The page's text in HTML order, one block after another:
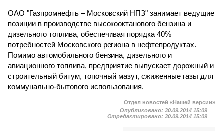
ОАО "Газпромнефть – Московский НПЗ" занимает ведущие
позиции в производстве высокооктанового бензина и
дизельного топлива, обеспечивая порядка 40%
потребностей Московского региона в нефтепродуктах.
Помимо автомобильного бензина, дизельного и
авиационного топлива, предприятие выпускает дорожный и
строительный битум, топочный мазут, сжиженные газы для
коммунально-бытового использования.
Отдел новостей «Нашей версии»
Опубликовано: 30.09.2014 15:09
Отредактировано: 30.09.2014 15:09